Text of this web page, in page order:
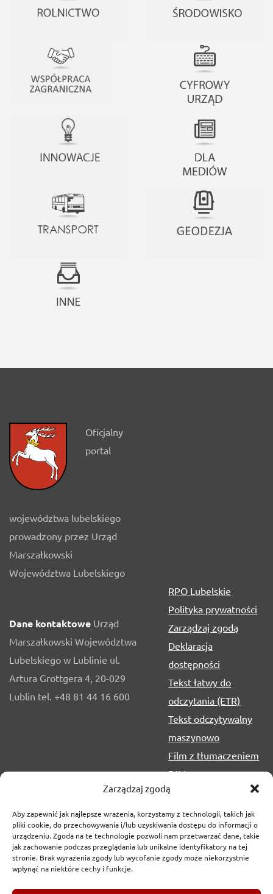
Zarządzaj zgodą
Aby zapewnić jak najlepsze wrażenia, korzystamy z technologii, takich jak
pliki cookie, do przechowywania i/lub uzyskiwania dostępu do informacji o
urządzeniu. Zgoda na te technologie pozwoli nam przetwarzać dane, takie
jak zachowanie podczas przeglądania lub unikalne identyfikatory na tej
stronie. Brak wyrażenia zgody lub wycofanie zgody może niekorzystnie
wpłynąć na niektóre cechy i funkcje.
Oficjalny
portal
województwa lubelskiego
prowadzony przez Urząd
Marszałkowski
Województwa Lubelskiego
Dane kontaktowe Urząd
Marszałkowski Województwa
Lubelskiego w Lublinie ul.
Artura Grottgera 4, 20-029
Lublin tel. +48 81 44 16 600
RPO Lubelskie
Polityka prywatności
Zarządzaj zgodą
Deklaracja
dostępności
Tekst łatwy do
odczytania (ETR)
Tekst odczytywalny
maszynowo
Film z tłumaczeniem
PJM